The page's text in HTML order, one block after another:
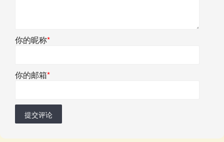
你的昵称*
你的邮箱*
提交评论